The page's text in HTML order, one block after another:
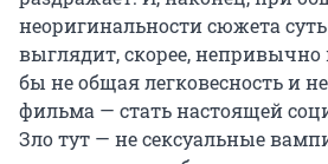
неоригинальности сюжета
выглядит, скорее,
бы не общая легковесность и
фильма — стать настоящей
Зло тут — не сексуальные